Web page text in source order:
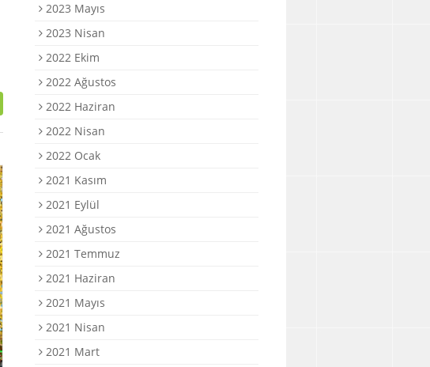
2023 Mayıs
2023 Nisan
2022 Ekim
2022 Ağustos
2022 Haziran
2022 Nisan
2022 Ocak
2021 Kasım
2021 Eylül
2021 Ağustos
2021 Temmuz
2021 Haziran
2021 Mayıs
2021 Nisan
2021 Mart